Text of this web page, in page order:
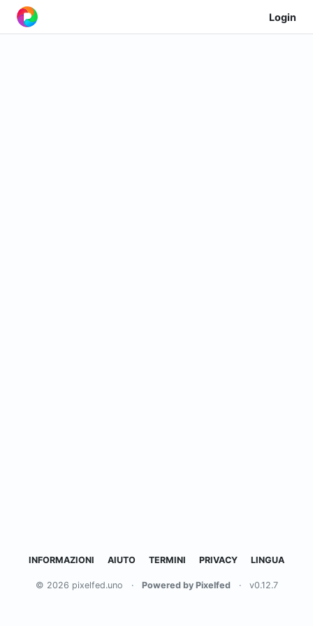
Login
INFORMAZIONI AIUTO TERMINI PRIVACY LINGUA
© 2026 pixelfed.uno · Powered by Pixelfed · v0.12.7